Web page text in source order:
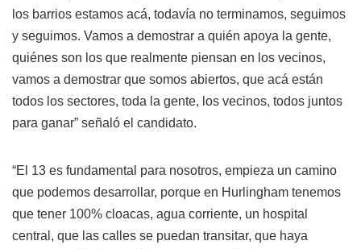
los barrios estamos acá, todavía no terminamos, seguimos
y seguimos. Vamos a demostrar a quién apoya la gente,
quiénes son los que realmente piensan en los vecinos,
vamos a demostrar que somos abiertos, que acá están
todos los sectores, toda la gente, los vecinos, todos juntos
para ganar” señaló el candidato.
“El 13 es fundamental para nosotros, empieza un camino
que podemos desarrollar, porque en Hurlingham tenemos
que tener 100% cloacas, agua corriente, un hospital
central, que las calles se puedan transitar, que haya